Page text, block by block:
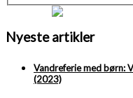
Nyeste artikler
Vandreferie med børn:
(2023)